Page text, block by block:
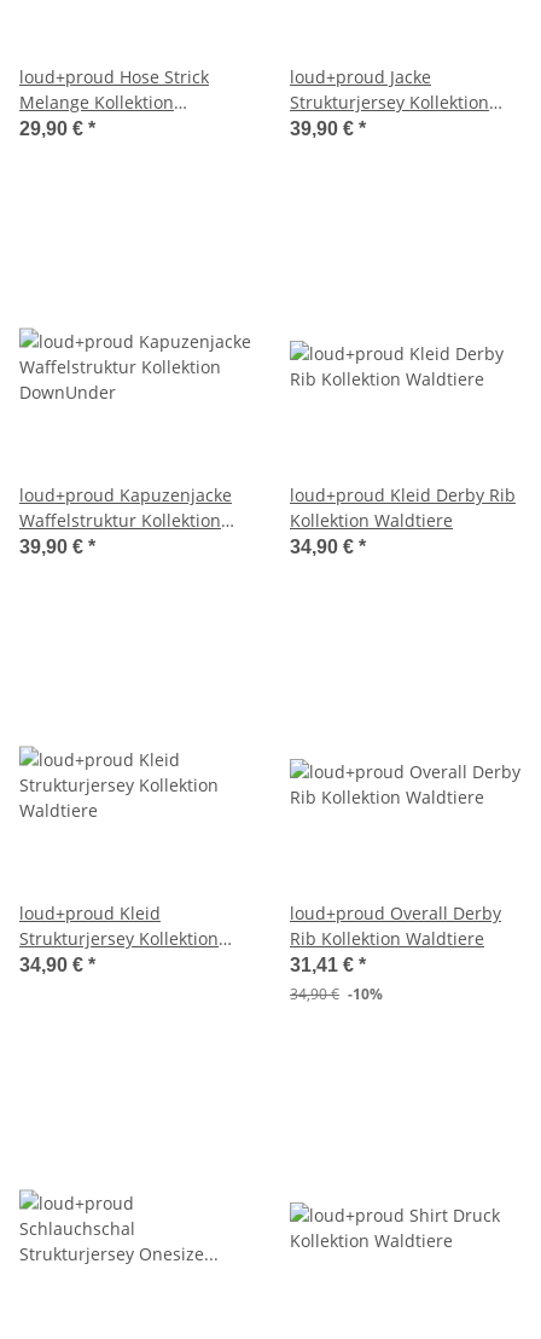
loud+proud Hose Strick
Melange Kollektion
Waldtiere
29,90 € *
loud+proud Jacke
Strukturjersey Kollektion
Waldtiere
39,90 € *
loud+proud Kapuzenjacke
Waffelstruktur Kollektion
DownUnder
39,90 € *
loud+proud Kleid Derby Rib
Kollektion Waldtiere
34,90 € *
loud+proud Kleid
Strukturjersey Kollektion
Waldtiere
34,90 € *
loud+proud Overall Derby
Rib Kollektion Waldtiere
31,41 € *
34,90 € -10%